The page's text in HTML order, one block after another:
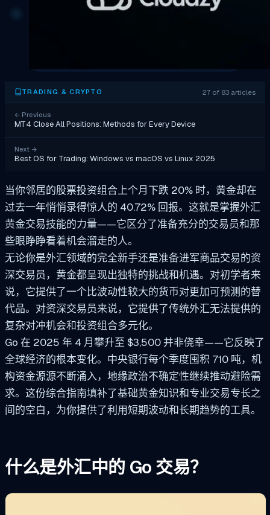
TRADING & CRYPTO 27 of 83 articles
← Previous
MT4 Close All Positions: Methods for Every Device
Next →
Best OS for Trading: Windows vs macOS vs Linux 2025
当你邻居的股票投资组合上个月下跌 20% 时，黄金却在
过去一年悄悄录得惊人的 40.72% 回报。这就是掌握外汇
黄金交易技能的力量——它区分了准备充分的交易员和那
些眼睁睁看着机会溜走的人。
无论你是外汇领域的完全新手还是准备进军商品交易的资
深交易员，黄金都呈现出独特的挑战和机遇。对初学者来
说，它提供了一个比波动性较大的货币对更加可预测的替
代品。对资深交易员来说，它提供了传统外汇无法提供的
复杂对冲机会和投资组合多元化。
Go 在 2025 年 4 月攀升至 $3,500 并非侥幸——它反映了
全球经济的根本变化。中央银行每个季度囤积 710 吨，机
构资金源源不断涌入，地缘政治不确定性继续推动避险需
求。这份综合指南填补了基础黄金知识和专业交易专长之
间的空白，为你提供了利用短期波动和长期趋势的工具。
什么是外汇中的 Go 交易？